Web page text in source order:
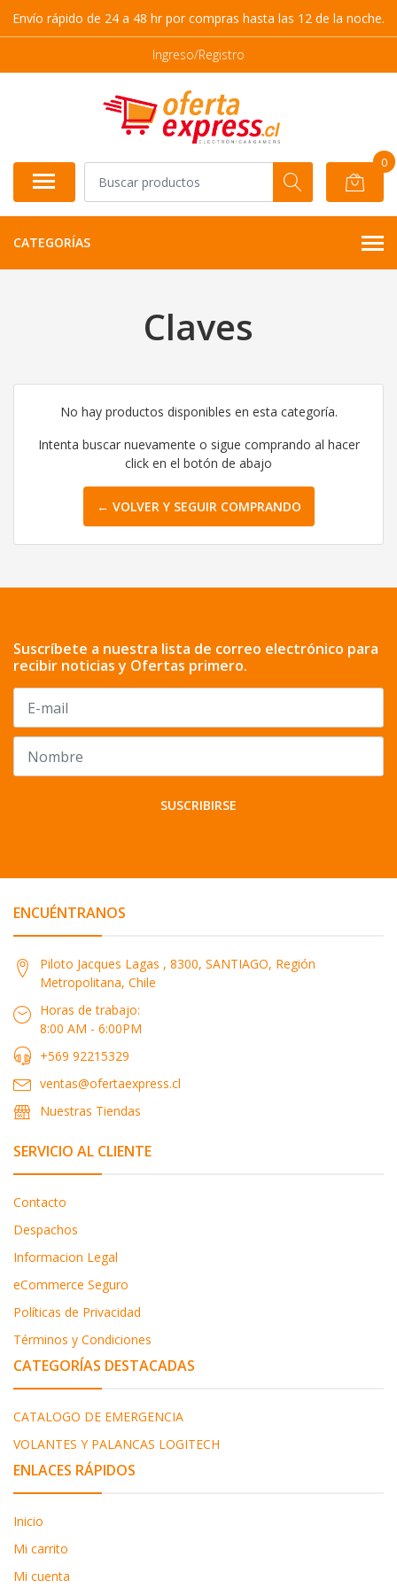
Envío rápido de 24 a 48 hr por compras hasta las 12 de la noche.
Ingreso/Registro
0
CATEGORÍAS
Claves
No hay productos disponibles en esta categoría.
Intenta buscar nuevamente o sigue comprando al hacer
click en el botón de abajo
← VOLVER Y SEGUIR COMPRANDO
Suscríbete a nuestra lista de correo electrónico para
recibir noticias y Ofertas primero.
SUSCRIBIRSE
ENCUÉNTRANOS
Piloto Jacques Lagas , 8300, SANTIAGO, Región
Metropolitana, Chile
Horas de trabajo:
8:00 AM - 6:00PM
+569 92215329
ventas@ofertaexpress.cl
Nuestras Tiendas
SERVICIO AL CLIENTE
Contacto
Despachos
Informacion Legal
eCommerce Seguro
Políticas de Privacidad
Términos y Condiciones
CATEGORÍAS DESTACADAS
CATALOGO DE EMERGENCIA
VOLANTES Y PALANCAS LOGITECH
ENLACES RÁPIDOS
Inicio
Mi carrito
Mi cuenta